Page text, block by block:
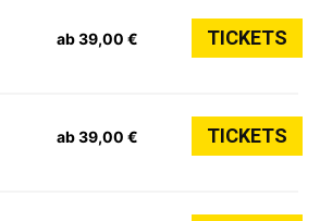
ab 39,00 € TICKETS
ab 39,00 € TICKETS